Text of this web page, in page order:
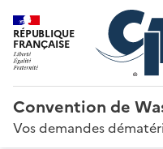
RÉPUBLIQUE
FRANÇAISE
Convention de
Vos demandes